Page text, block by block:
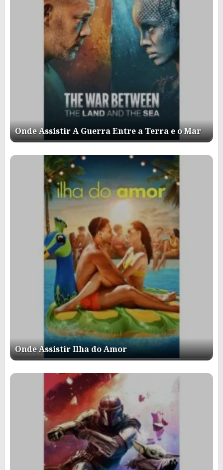
Onde Assistir A Guerra Entre a Terra e o Mar
Onde Assistir Ilha do Amor